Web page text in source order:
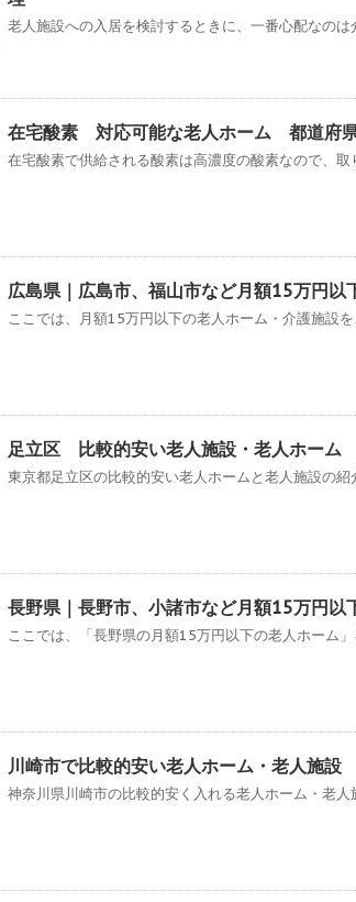
老人施設への入居を検討するときに、一番心配なの
在宅酸素 対応可能な老人ホーム 都道府
在宅酸素で供給される酸素は高濃度の酸素なので、
広島県｜広島市、福山市など月額15万円以
ここでは、月額15万円以下の老人ホーム・介護施設
足立区 比較的安い老人施設・老人ホーム
東京都足立区の比較的安い老人ホームと老人施設の
長野県｜長野市、小諸市など月額15万円
ここでは、「長野県の月額15万円以下の老人ホーム
川崎市で比較的安い老人ホーム・老人施設
神奈川県川崎市の比較的安く入れる老人ホーム・老